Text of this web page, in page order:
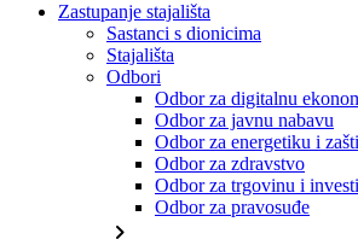
Zastupanje stajališta
Sastanci s dionicima
Stajališta
Odbori
Odbor za digitalnu
Odbor za javnu nabavu
Odbor za energetiku i
Odbor za zdravstvo
Odbor za trgovinu i
Odbor za pravosuđe
chevron_right